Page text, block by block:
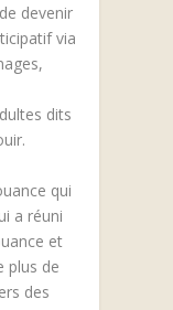
devenir
via
dits
qui
a réuni
et
plus de
des